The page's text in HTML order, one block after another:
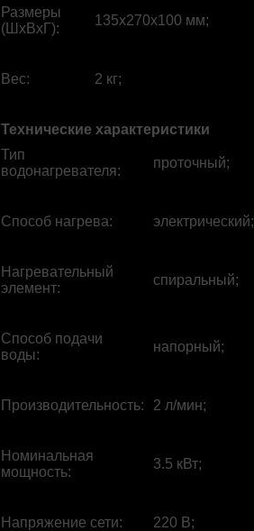
Размеры
(ШхВхГ):
135x270x100 мм;
Вес: 2 кг;
Технические характеристики
Тип
водонагревателя:
проточный;
Способ нагрева: электрический;
Нагревательный
элемент:
спиральный;
Способ подачи
воды:
напорный;
Производительность: 2 л/мин;
Номинальная
мощность:
3.5 кВт;
Напряжение сети: 220 В;